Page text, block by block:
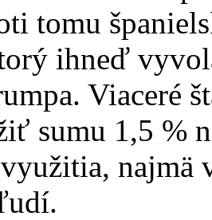
tomu
ihneď
Viaceré
sumu 1,5 %
najmä